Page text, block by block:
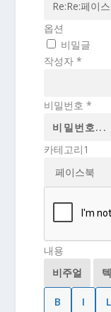
옵션
비밀글
작성자 *
비밀번호*
카테고리1
내용
비주얼